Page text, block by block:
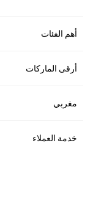
أهم الفئات
أرقى الماركات
مغربي
خدمة العملاء